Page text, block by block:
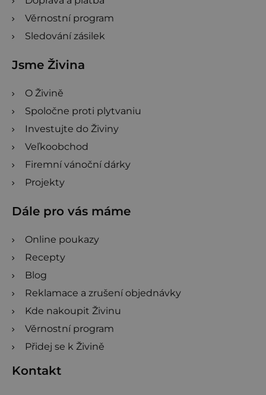
Věrnostní program
Sledování zásilek
Jsme Živina
O Živině
Spoločne proti plytvaniu
Investujte do Živiny
Veľkoobchod
Firemní vánoční dárky
Projekty
Dále pro vás máme
Online poukazy
Recepty
Blog
Reklamace a zrušení objednávky
Kde nakoupit Živinu
Věrnostní program
Přidej se k Živině
Kontakt